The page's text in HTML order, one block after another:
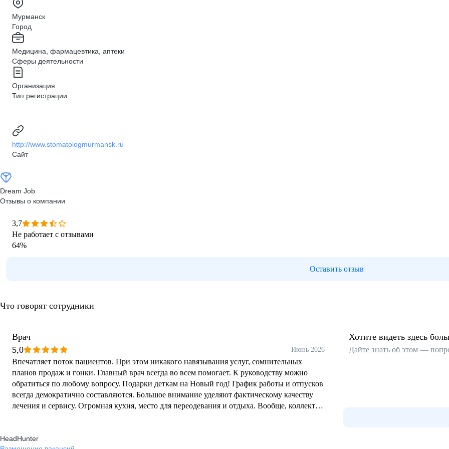
Мурманск
Город
Медицина, фармацевтика, аптеки
Сферы деятельности
Организация
Тип регистрации
http://www.stomatologmurmansk.ru
Сайт
Dream Job
Отзывы о компании
3,7
Не работает с отзывами
64%
Оставить отзыв
Что говорят сотрудники
Врач
5,0
Июнь 2026
Впечатляет поток пациентов. При этом никакого навязывания услуг, сомнительных
планов продаж и гонки. Главный врач всегда во всем помогает. К руководству можно
обратиться по любому вопросу. Подарки деткам на Новый год! График работы и отпусков
всегда демократично составляются. Большое внимание уделяют фактическому качеству
лечения и сервису. Огромная кухня, место для переодевания и отдыха. Вообще, коллектив
Хотите видеть здесь
Дайте знать об этом —
HeadHunter